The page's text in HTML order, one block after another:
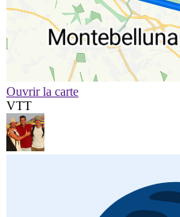
Ouvrir la carte
VTT